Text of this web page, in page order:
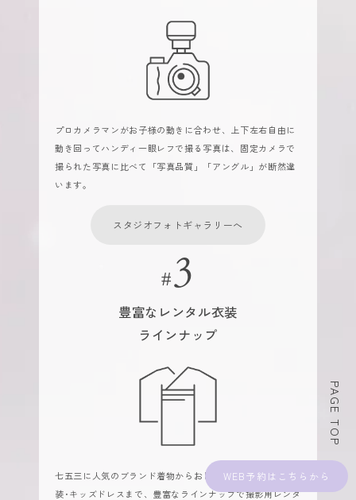
WEB予約
プロカメラマンがお子様の動きに合わせ、上下左右自由に
動き回ってハンディ一眼レフで撮る写真は、固定カメラで
撮られた写真に比べて「写真品質」「アングル」が断然違
います。
スタジオフォトギャラリーへ
豊富なレンタル衣装
ラインナップ
七五三に人気のブランド着物からおしゃれなカジュアル衣
装･キッズドレスまで、豊富なラインナップで撮影用レンタ
PAGE TOP